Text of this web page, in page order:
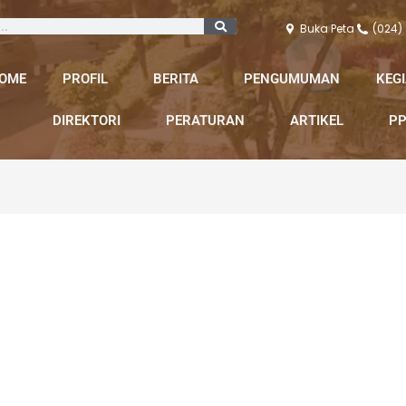
Buka Peta (024)
PROFIL BERITA PENGUMUMAN
DIREKTORI PERATURAN ARTIKEL